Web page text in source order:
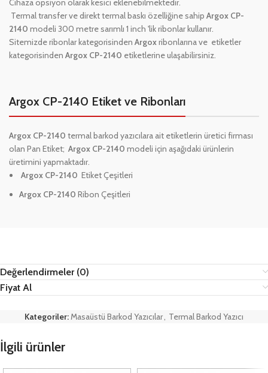
Cihaza opsiyon olarak kesici eklenebilmektedir.
Termal transfer ve direkt termal baskı özelliğine sahip Argox CP-
2140 modeli 300 metre sarımlı 1 inch 'lik ribonlar kullanır.
Sitemizde ribonlar kategorisinden Argoxribonlarına ve etiketler
kategorisinden Argox CP-2140 etiketlerine ulaşabilirsiniz.
Argox CP-2140 Etiket ve Ribonları
Argox CP-2140 termal barkod yazıcılara ait etiketlerin üretici firması
olan Pan Etiket; Argox CP-2140 modeli için aşağıdaki ürünlerin
üretimini yapmaktadır.
Argox CP-2140 Etiket Çeşitleri
Argox CP-2140 Ribon Çeşitleri
Değerlendirmeler (0)
Fiyat Al
Kategoriler:Masaüstü Barkod Yazıcılar, Termal Barkod Yazıcı
İlgili ürünler